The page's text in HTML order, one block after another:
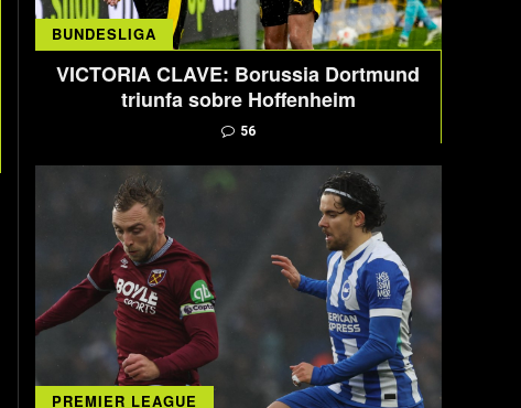
BUNDESLIGA
VICTORIA CLAVE: Borussia Dortmund
triunfa sobre Hoffenheim
56
PREMIER LEAGUE